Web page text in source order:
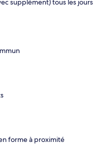
supplément) tous les jours
forme à proximité